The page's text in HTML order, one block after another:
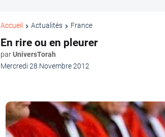
Accueil Actualités France
En rire ou en pleurer
parUniversTorah
Mercredi 28 Novembre 2012